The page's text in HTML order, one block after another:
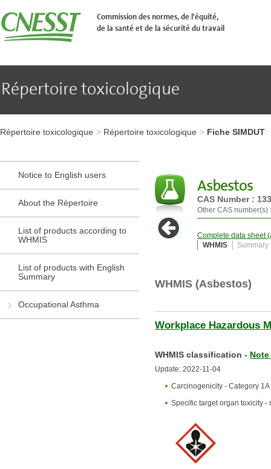
�
l'en-
t�te
de
au
principal
Aller
page
Commission des normes, de l'équité,
de la santé et de la sécurité du travail
Répertoire toxicologique
à
l'en-
Aller
au
contenu
pied
de
Répertoire toxicologique Répertoire toxicologique Fiche SIMDUT
Notice to English users
About the Répertoire
List of products according to
WHMIS
List of products with English
Summary
Occupational Asthma
Asbestos
CAS Number :
Other CAS
Complete data sheet
WHMIS
Summary
WHMIS (Asbestos)
Workplace Hazardous
WHMIS classification -
Update: 2022-11-04
Carcinogenicity - Category 1A
Specific target organ toxicity